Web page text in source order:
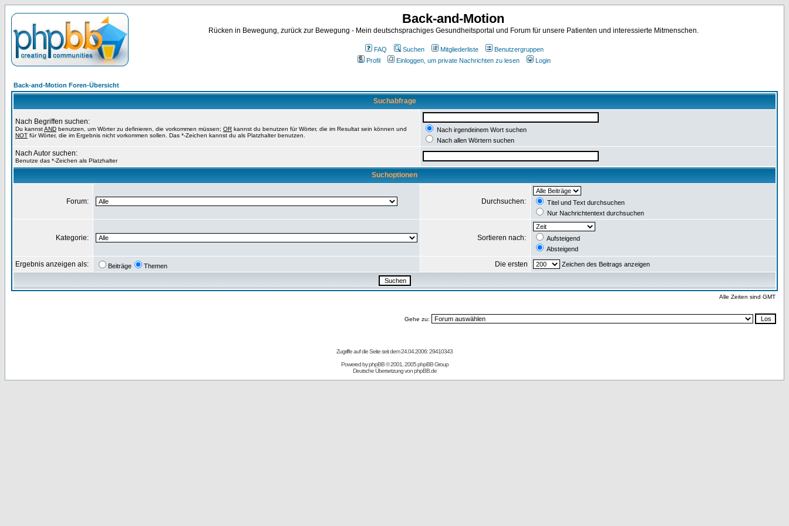
Back-and-Motion
Rücken in Bewegung, zurück zur Bewegung - Mein deutschsprachiges Gesundheitsportal und Forum für unsere Patienten und interessierte Mitmenschen.
FAQ Suchen Mitgliederliste
Benutzergruppen
Profil
Einloggen, um private Nachrichten zu lesen Login
Back-and-Motion Foren-Übersicht
Suchabfrage
Nach Begriffen suchen:
Du kannstAND benutzen, um Wörter zu definieren, die vorkommen müssen; OR kannst du benutzen für Wörter, die im Resultat sein können und
NOT für Wörter, die im Ergebnis nicht vorkommen sollen. Das *-Zeichen kannst du als Platzhalter benutzen.
Nach irgendeinem Wort suchen
Nach allen Wörtern suchen
Nach Autor suchen:
Benutze das *-Zeichen als Platzhalter
Suchoptionen
Forum: Durchsuchen:
Titel und Text durchsuchen
Nur Nachrichtentext durchsuchen
Kategorie: Sortieren nach:
Aufsteigend
Absteigend
Ergebnis anzeigen als: Beiträge Themen Die ersten Zeichen des Beitrags anzeigen
Alle Zeiten sind GMT
Gehe zu:
Zugriffe auf die Seite seit dem 24.04.2006: 29410343
Powered byphpBB© 2001, 2005 phpBB Group
Deutsche Übersetzung vonphpBB.de